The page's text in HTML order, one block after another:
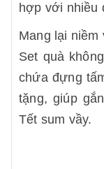
hợp với nhiều
Mang lại niềm
Set quà
chứa đựng
tặng, giúp
Tết sum vầy.